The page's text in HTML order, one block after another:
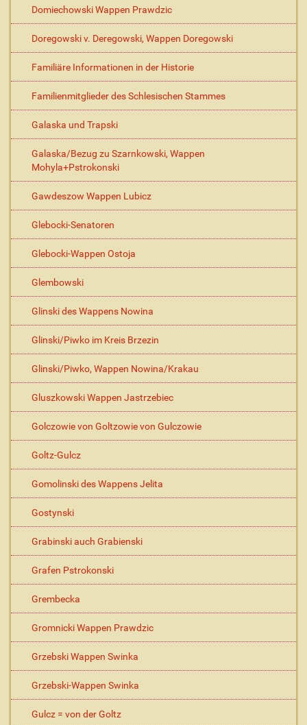
Domiechowski Wappen Prawdzic
Doregowski v. Deregowski, Wappen Doregowski
Familiäre Informationen in der Historie
Familienmitglieder des Schlesischen Stammes
Galaska und Trapski
Galaska/Bezug zu Szarnkowski, Wappen
Mohyla+Pstrokonski
Gawdeszow Wappen Lubicz
Glebocki-Senatoren
Glebocki-Wappen Ostoja
Glembowski
Glinski des Wappens Nowina
Glinski/Piwko im Kreis Brzezin
Glinski/Piwko, Wappen Nowina/Krakau
Gluszkowski Wappen Jastrzebiec
Golczowie von Goltzowie von Gulczowie
Goltz-Gulcz
Gomolinski des Wappens Jelita
Gostynski
Grabinski auch Grabienski
Grafen Pstrokonski
Grembecka
Gromnicki Wappen Prawdzic
Grzebski Wappen Swinka
Grzebski-Wappen Swinka
Gulcz = von der Goltz